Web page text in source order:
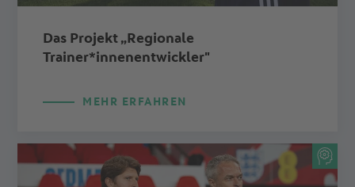
Das Projekt „Regionale
Trainer*innenentwickler"
MEHR ERFAHREN